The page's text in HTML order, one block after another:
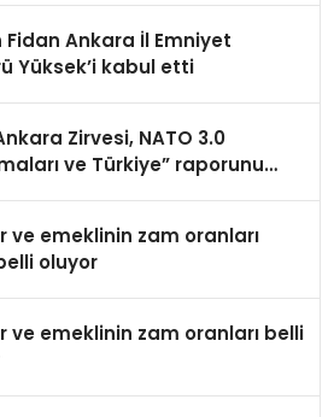
Fidan Ankara İl Emniyet
Yüksek’i kabul etti
Zirvesi, NATO 3.0
ve Türkiye” raporunu
ve emeklinin zam oranları
oluyor
ve emeklinin zam oranları belli